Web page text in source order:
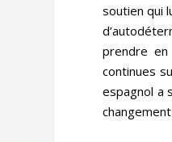
soutien qui
prendre
continues
espagnol a